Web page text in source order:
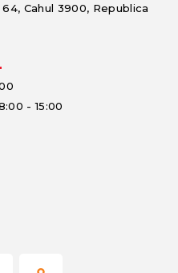
Cahul 3900, Republica
- 15:00